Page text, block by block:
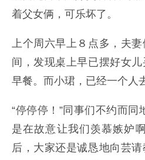
着父女俩，可乐坏了。
上个周六早上８点多，夫
间，发现桌上早已摆好女
早餐。而小珺，已经一个
“停停停！”同事们不约而同
是在故意让我们羡慕嫉妒
后，大家还是诚恳地向芸